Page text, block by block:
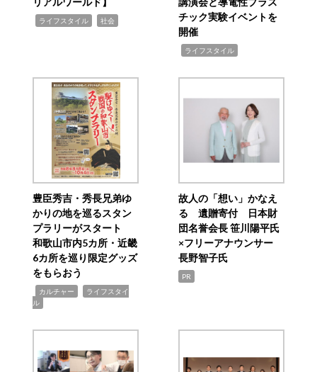
ライフスタイル 社会
チック実験イベントを
開催
ライフスタイル
豊臣秀吉・秀長兄弟ゆ
かりの地を巡るスタン
プラリーがスタート
和歌山市内5カ所・近畿
6カ所を巡り限定グッズ
をもらおう
カルチャー
ライフスタイ
ル
故人の「想い」かなえ
る 遺贈寄付 日本財
団名誉会長 笹川陽平氏
×フリーアナウンサー
長野智子氏
PR